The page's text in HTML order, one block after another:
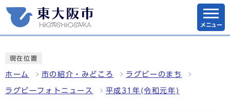
メニュー
現在位置
ホーム 市の紹介・みどころ ラグビーのまち
ラグビーフォトニュース 平成31年(令和元年)